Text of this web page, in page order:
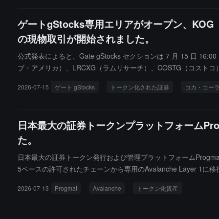
ゲートgStocks専用エリアがオープン、
の現物取引が開始されました。
公式発表によると、Gate gStocks セクションは 7 月 15 日
ブ・アメリカ）、LRCXG（ラムリサーチ）、COSTG（コスト
cks トークン化証券の現物取引を開始します。gStocks トーク
2026-07-15 ゲート gStocks トークン化された証券 コカ・コー
日本最大の証券トークンプラットフォーム
た。
日本最大の証券トークン発行および管理プラットフォーム
5ベースの許可されたチェーンから専用のAvalanche Layer 1に
持しながら、資産権利の移転処理速度が3倍から5倍に向上し、
2026-07-13 Progmat Avalanche トークン化資産